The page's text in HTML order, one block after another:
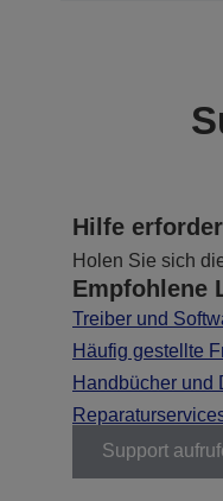
Hilfe
Holen Sie sich
Empfohlene
Treiber und
Häufig gestellte
Handbücher und
Support